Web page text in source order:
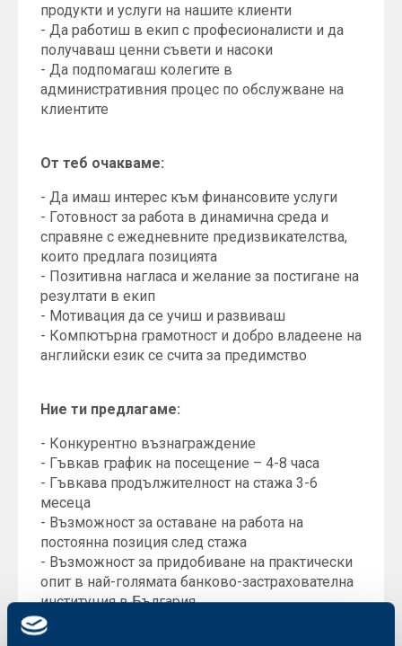
продукти и услуги на нашите клиенти
- Да работиш в екип с професионалисти и да
получаваш ценни съвети и насоки
- Да подпомагаш колегите в
административния процес по обслужване на
клиентите
От теб очакваме:
- Да имаш интерес към финансовите услуги
- Готовност за работа в динамична среда и
справяне с ежедневните предизвикателства,
които предлага позицията
- Позитивна нагласа и желание за постигане на
резултати в екип
- Мотивация да се учиш и развиваш
- Компютърна грамотност и добро владеене на
английски език се счита за предимство
Ние ти предлагаме:
- Конкурентно възнаграждение
- Гъвкав график на посещение – 4-8 часа
- Гъвкава продължителност на стажа 3-6
месеца
- Възможност за оставане на работа на
постоянна позиция след стажа
- Възможност за придобиване на практически
опит в най-голямата банково-застрахователна
институция в България
- Уникална възможност за старт на твоята
кариера